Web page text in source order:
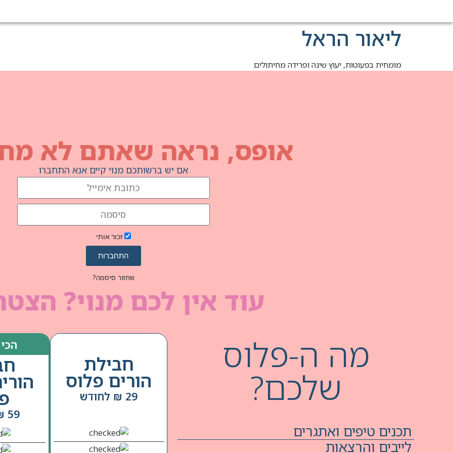
ליאור הראל
מומחית בפעוטות, יעוץ שינה ופרידה מחיתולים
אופס, נראה שאתם לא
אם יש ברשותכם מנוי קיים אנא התחברו
זכור אותי
התחברות
שחזור סיסמה?
עוד אין לכם מנוי?
מה ה-פלוס
שלכם?
תכנים טיפים ואתגרים
לייבים והרצאות
חבילת
הורים פלוס
29 ₪ לחודש
59 ₪ לחודש